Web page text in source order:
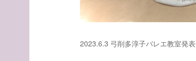
2023.6.3 弓削多淳子バレエ教室発